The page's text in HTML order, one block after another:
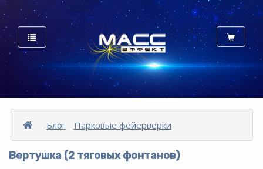
Блог Парковые фейерверки
Вертушка (2 тяговых фонтанов)